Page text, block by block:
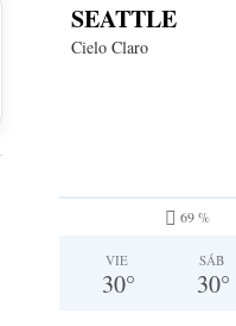
SEATTLE
Cielo Claro
69 %
VIE
30°
SÁB
30°